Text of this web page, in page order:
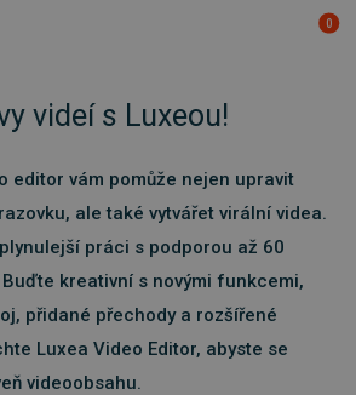
0
videí s Luxeou!
editor vám pomůže nejen upravit
ale také vytvářet virální videa.
práci s podporou až 60
kreativní s novými funkcemi,
přidané přechody a rozšířené
Luxea Video Editor, abyste se
videoobsahu.